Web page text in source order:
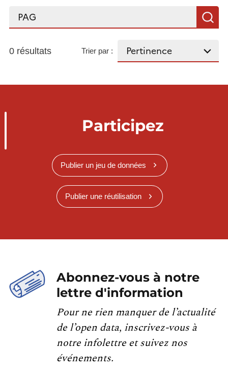
Rechercher...
0 résultats Trier par :
Participez
Publier un jeu de données
Publier une réutilisation
Abonnez-vous à notre
lettre d'information
Pour ne rien manquer de l’actualité
de l’open data, inscrivez-vous à
notre infolettre et suivez nos
événements.